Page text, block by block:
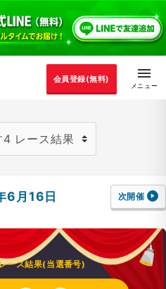
会員登録(無料)
6月16日 次開催
ース結果(当選番号)